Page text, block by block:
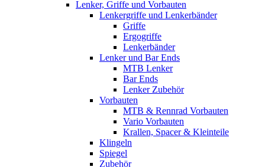
Lenker, Griffe und Vorbauten
Lenkergriffe und Lenkerbänder
Griffe
Ergogriffe
Lenkerbänder
Lenker und Bar Ends
MTB Lenker
Bar Ends
Lenker Zubehör
Vorbauten
MTB & Rennrad Vorbauten
Vario Vorbauten
Krallen, Spacer & Kleinteile
Klingeln
Spiegel
Zubehör